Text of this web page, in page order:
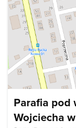
Parafia pod
Wojciecha